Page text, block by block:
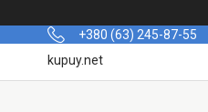
+380 (63) 245-87-55
kupuy.net